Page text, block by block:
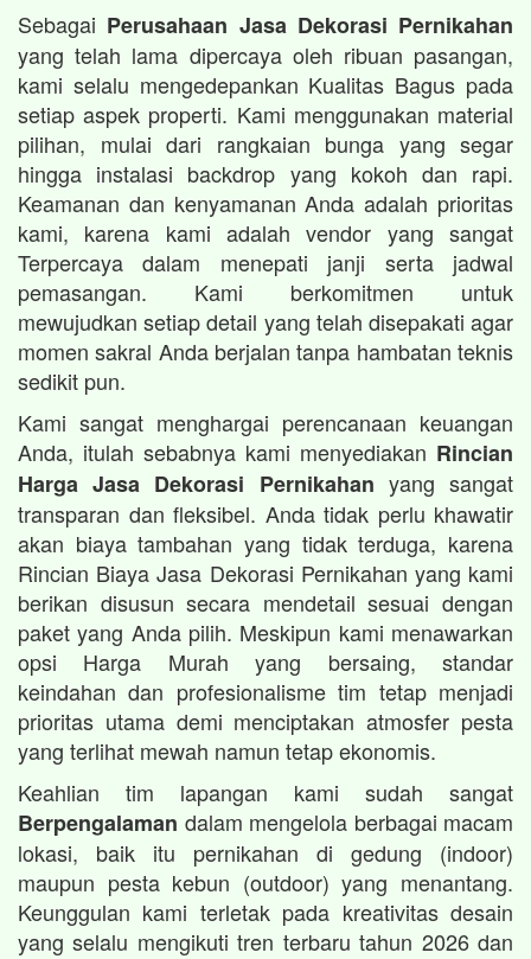
Sebagai Perusahaan Jasa Dekorasi Pernikahan
yang telah lama dipercaya oleh ribuan pasangan,
kami selalu mengedepankan Kualitas Bagus pada
setiap aspek properti. Kami menggunakan material
pilihan, mulai dari rangkaian bunga yang segar
hingga instalasi backdrop yang kokoh dan rapi.
Keamanan dan kenyamanan Anda adalah prioritas
kami, karena kami adalah vendor yang sangat
Terpercaya dalam menepati janji serta jadwal
pemasangan. Kami berkomitmen untuk
mewujudkan setiap detail yang telah disepakati agar
momen sakral Anda berjalan tanpa hambatan teknis
sedikit pun.
Kami sangat menghargai perencanaan keuangan
Anda, itulah sebabnya kami menyediakan Rincian
Harga Jasa Dekorasi Pernikahan yang sangat
transparan dan fleksibel. Anda tidak perlu khawatir
akan biaya tambahan yang tidak terduga, karena
Rincian Biaya Jasa Dekorasi Pernikahan yang kami
berikan disusun secara mendetail sesuai dengan
paket yang Anda pilih. Meskipun kami menawarkan
opsi Harga Murah yang bersaing, standar
keindahan dan profesionalisme tim tetap menjadi
prioritas utama demi menciptakan atmosfer pesta
yang terlihat mewah namun tetap ekonomis.
Keahlian tim lapangan kami sudah sangat
Berpengalaman dalam mengelola berbagai macam
lokasi, baik itu pernikahan di gedung (indoor)
maupun pesta kebun (outdoor) yang menantang.
Keunggulan kami terletak pada kreativitas desain
yang selalu mengikuti tren terbaru tahun 2026 dan